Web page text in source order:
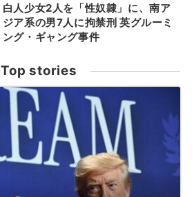
白人少女2人を「性奴隷」に、南ア
ジア系の男7人に拘禁刑 英グルーミ
ング・ギャング事件
Top stories